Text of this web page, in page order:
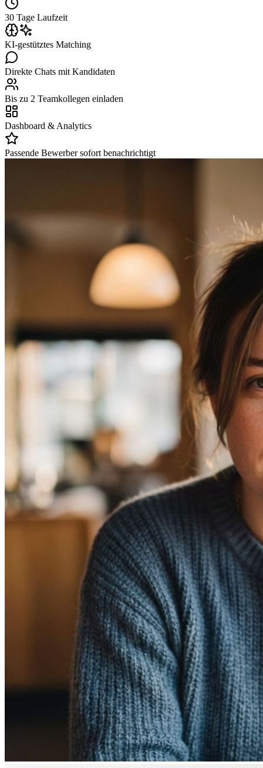
30 Tage Laufzeit
KI-gestütztes Matching
Direkte Chats mit Kandidaten
Bis zu 2 Teamkollegen einladen
Dashboard & Analytics
Passende Bewerber sofort benachrichtigt